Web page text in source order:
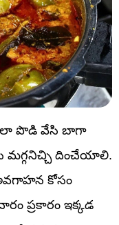
పొడి వేసి బాగా
మగ్గనిచ్చి దించేయాలి.
అవగాహన కోసం
ప్రకారం ఇక్కడ